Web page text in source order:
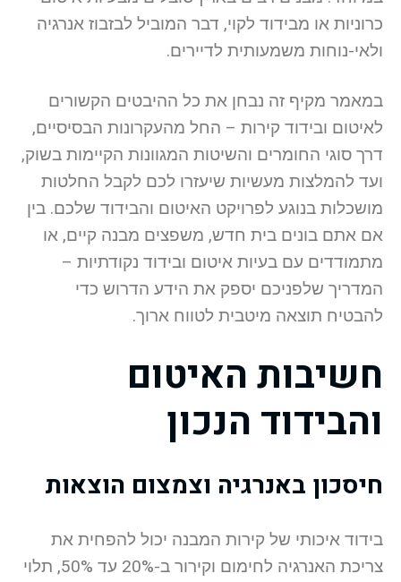
כרוניות או מבידוד לקוי, דבר המוביל לבזבוז אנרגיה
ולאי-נוחות משמעותית לדיירים.
במאמר מקיף זה נבחן את כל ההיבטים הקשורים
לאיטום ובידוד קירות – החל מהעקרונות הבסיסיים,
דרך סוגי החומרים והשיטות המגוונות הקיימות בשוק,
ועד להמלצות מעשיות שיעזרו לכם לקבל החלטות
מושכלות בנוגע לפרויקט האיטום והבידוד שלכם. בין
אם אתם בונים בית חדש, משפצים מבנה קיים, או
מתמודדים עם בעיות איטום ובידוד נקודתיות –
המדריך שלפניכם יספק את הידע הדרוש כדי
להבטיח תוצאה מיטבית לטווח ארוך.
חשיבות האיטום
והבידוד הנכון
חיסכון באנרגיה וצמצום הוצאות
בידוד איכותי של קירות המבנה יכול להפחית את
צריכת האנרגיה לחימום וקירור ב-20% עד 50%, תלוי